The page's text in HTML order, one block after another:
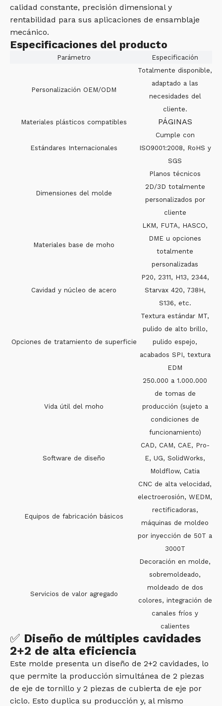
calidad constante, precisión dimensional y
rentabilidad para sus aplicaciones de ensamblaje
mecánico.
Especificaciones del producto
Parámetro Especificación
Personalización OEM/ODM
Totalmente disponible,
adaptado a las
necesidades del
cliente.
Materiales plásticos compatibles
PÁGINAS
Estándares Internacionales
Cumple con
ISO9001:2008, RoHS y
SGS
Dimensiones del molde
Planos técnicos
2D/3D totalmente
personalizados por
cliente
Materiales base de moho
LKM, FUTA, HASCO,
DME u opciones
totalmente
personalizadas
Cavidad y núcleo de acero
P20, 2311, H13, 2344,
Starvax 420, 738H,
S136, etc.
Opciones de tratamiento de superficie
Textura estándar MT,
pulido de alto brillo,
pulido espejo,
acabados SPI, textura
EDM
Vida útil del moho
250.000 a 1.000.000
de tomas de
producción (sujeto a
condiciones de
funcionamiento)
Software de diseño
CAD, CAM, CAE, Pro-
E, UG, SolidWorks,
Moldflow, Catia
Equipos de fabricación básicos
CNC de alta velocidad,
electroerosión, WEDM,
rectificadoras,
máquinas de moldeo
por inyección de 50T a
3000T
Servicios de valor agregado
Decoración en molde,
sobremoldeado,
moldeado de dos
colores, integración de
canales fríos y
calientes
✅ Diseño de múltiples cavidades
2+2 de alta eficiencia
Este molde presenta un diseño de 2+2 cavidades, lo
que permite la producción simultánea de 2 piezas
de eje de tornillo y 2 piezas de cubierta de eje por
ciclo. Esto duplica su producción y, al mismo